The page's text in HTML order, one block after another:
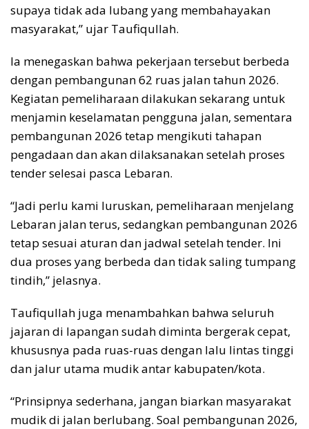
supaya tidak ada lubang yang membahayakan
masyarakat,” ujar Taufiqullah.
Ia menegaskan bahwa pekerjaan tersebut berbeda
dengan pembangunan 62 ruas jalan tahun 2026.
Kegiatan pemeliharaan dilakukan sekarang untuk
menjamin keselamatan pengguna jalan, sementara
pembangunan 2026 tetap mengikuti tahapan
pengadaan dan akan dilaksanakan setelah proses
tender selesai pasca Lebaran.
“Jadi perlu kami luruskan, pemeliharaan menjelang
Lebaran jalan terus, sedangkan pembangunan 2026
tetap sesuai aturan dan jadwal setelah tender. Ini
dua proses yang berbeda dan tidak saling tumpang
tindih,” jelasnya.
Taufiqullah juga menambahkan bahwa seluruh
jajaran di lapangan sudah diminta bergerak cepat,
khususnya pada ruas-ruas dengan lalu lintas tinggi
dan jalur utama mudik antar kabupaten/kota.
“Prinsipnya sederhana, jangan biarkan masyarakat
mudik di jalan berlubang. Soal pembangunan 2026,